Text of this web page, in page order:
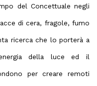
del Concettuale negli
di cera, fragole, fumo
ricerca che lo porterà a
della luce ed il
per creare remoti